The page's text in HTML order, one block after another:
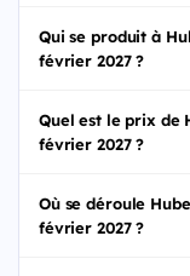
Qui se produit à
février 2027 ?
Quel est le prix de
février 2027 ?
Où se déroule
février 2027 ?